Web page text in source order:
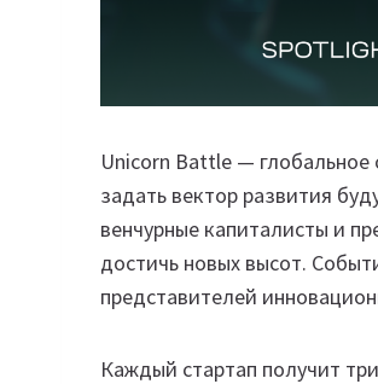
Unicorn Battle — глобальное
задать вектор развития
венчурные капиталисты и
достичь новых высот.
представителей
Каждый стартап получит